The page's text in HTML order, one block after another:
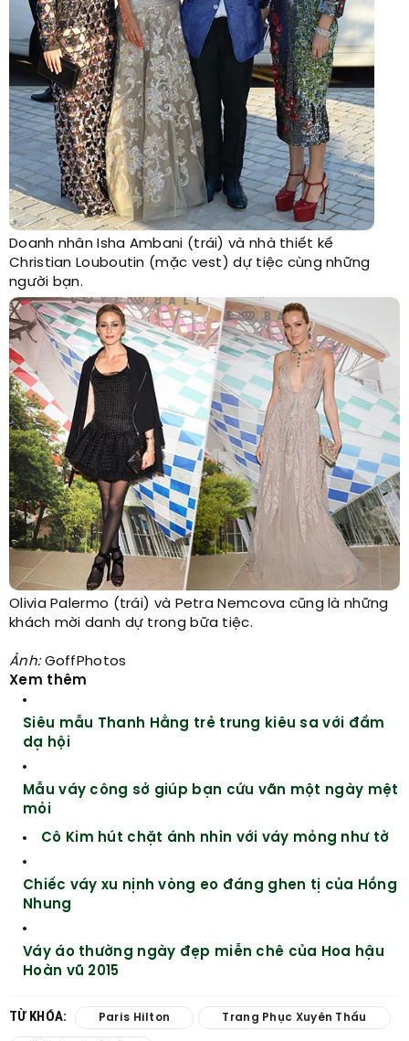
Doanh nhân Isha Ambani (trái) và nhà thiết kế
Christian Louboutin (mặc vest) dự tiệc cùng những
người bạn.
Olivia Palermo (trái) và Petra Nemcova cũng là những
khách mời danh dự trong bữa tiệc.
Ảnh:GoffPhotos
Xem thêm
Siêu mẫu Thanh Hằng trẻ trung kiêu sa với đầm
dạ hội
Mẫu váy công sở giúp bạn cứu vãn một ngày mệt
mỏi
Cô Kim hút chặt ánh nhìn với váy mỏng như tờ
Chiếc váy xu nịnh vòng eo đáng ghen tị của Hồng
Nhung
Váy áo thường ngày đẹp miễn chê của Hoa hậu
Hoàn vũ 2015
TỪ KHÓA: Paris Hilton Trang Phục Xuyên Thấu